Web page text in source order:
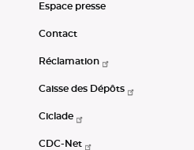
Espace presse
Contact
Réclamation
Caisse des Dépôts
Ciclade
CDC-Net